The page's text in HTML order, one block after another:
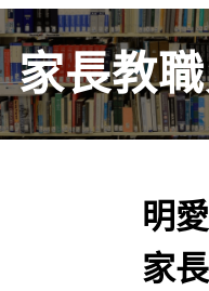
家長教
明
家